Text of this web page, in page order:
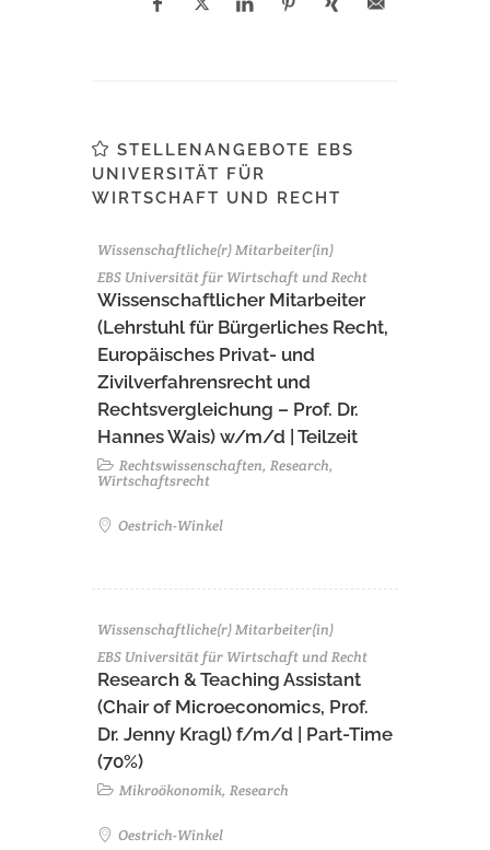
STELLENANGEBOTE EBS
UNIVERSITÄT FÜR
WIRTSCHAFT UND RECHT
Wissenschaftliche(r) Mitarbeiter(in)
EBS Universität für Wirtschaft und Recht
Wissenschaftlicher Mitarbeiter
(Lehrstuhl für Bürgerliches Recht,
Europäisches Privat- und
Zivilverfahrensrecht und
Rechtsvergleichung – Prof. Dr.
Hannes Wais) w/m/d | Teilzeit
Rechtswissenschaften, Research,
Wirtschaftsrecht
Oestrich-Winkel
Wissenschaftliche(r) Mitarbeiter(in)
EBS Universität für Wirtschaft und Recht
Research & Teaching Assistant
(Chair of Microeconomics, Prof.
Dr. Jenny Kragl) f/m/d | Part-Time
(70%)
Mikroökonomik, Research
Oestrich-Winkel